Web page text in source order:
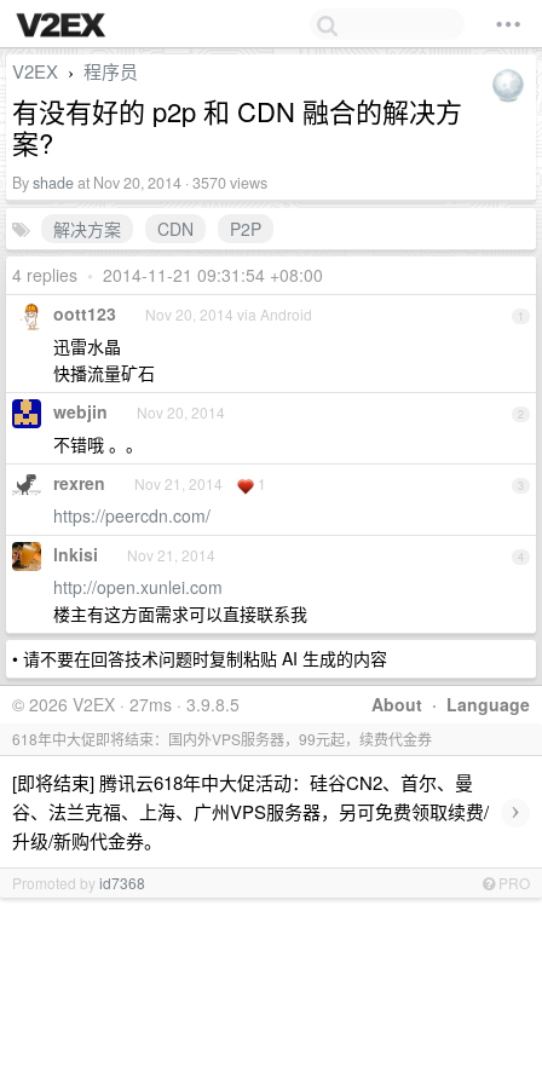
V2EX › 程序员
有没有好的 p2p 和 CDN 融合的解决方
案?
Byshadeat Nov 20, 2014 · 3570 views
解决方案 CDN
P2P
4 replies • 2014-11-21 09:31:54 +08:00
1
oott123 Nov 20, 2014 via Android
迅雷水晶
快播流量矿石
2
webjin Nov 20, 2014
不错哦 。。
3
rexren Nov 21, 2014 1
https://peercdn.com/
4
lnkisi Nov 21, 2014
http://open.xunlei.com
楼主有这方面需求可以直接联系我
• 请不要在回答技术问题时复制粘贴 AI 生成的内容
About · Language
© 2026 V2EX · 27ms · 3.9.8.5
618年中大促即将结束：国内外VPS服务器，99元起，续费代金券
[即将结束] 腾讯云618年中大促活动：硅谷CN2、首尔、曼
谷、法兰克福、上海、广州VPS服务器，另可免费领取续费/
升级/新购代金券。
›
Promoted byid7368 PRO